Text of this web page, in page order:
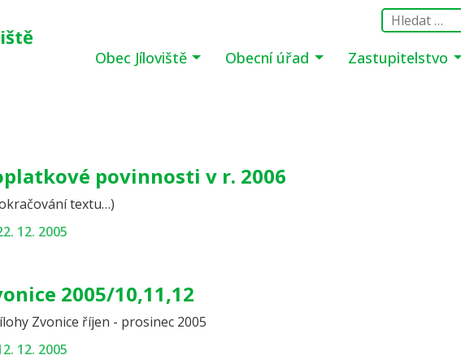
Obec Jíloviště Obecní úřad Zastupitelstvo
povinnosti v r. 2006
textu…)
12. 2005
2005/10,11,12
Zvonice říjen - prosinec 2005
12. 2005